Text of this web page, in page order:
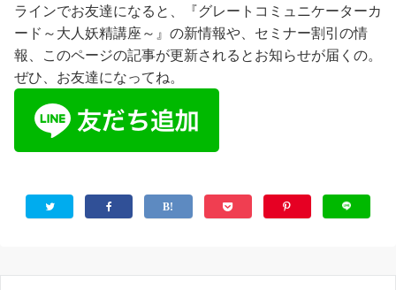
ラインでお友達になると、『グレートコミュニケーターカ
ード～大人妖精講座～』の新情報や、セミナー割引の情
報、このページの記事が更新されるとお知らせが届くの。
ぜひ、お友達になってね。